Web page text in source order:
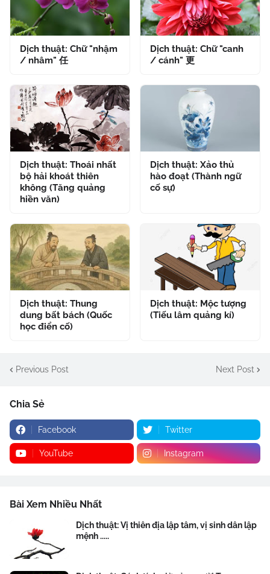
Dịch thuật: Chữ "nhậm
/ nhâm" 任
Dịch thuật: Chữ "canh
/ cánh" 更
Dịch thuật: Thoái nhất
bộ hải khoát thiên
không (Tăng quảng
hiền văn)
Dịch thuật: Xảo thủ
hào đoạt (Thành ngữ
cố sự)
Dịch thuật: Thung
dung bất bách (Quốc
học điển cố)
Dịch thuật: Mộc tượng
(Tiếu lâm quảng kí)
Previous Post Next Post
Chia Sẻ
Facebook Twitter
YouTube Instagram
Bài Xem Nhiều Nhất
Dịch thuật: Vị thiên địa lập tâm, vị sinh dân lập
mệnh .....